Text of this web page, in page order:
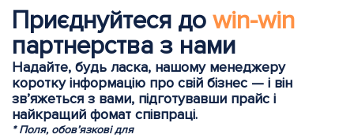
Приєднуйтеся до win-win
партнерства з нами
Надайте, будь ласка, нашому менеджеру
коротку інформацію про свій бізнес — і він
зв’яжеться з вами, підготувавши прайс і
найкращий фомат співпраці.
* Поля, обов’язкові для